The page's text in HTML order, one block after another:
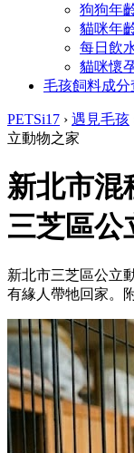
狗狗年
貓咪年
每日飲
貓咪懷
毛孩飼料成分
PETSi17 › 遇見毛孩
立動物之家
新北市混
三芝區公
新北市三芝區公立
有緣人帶牠回家。